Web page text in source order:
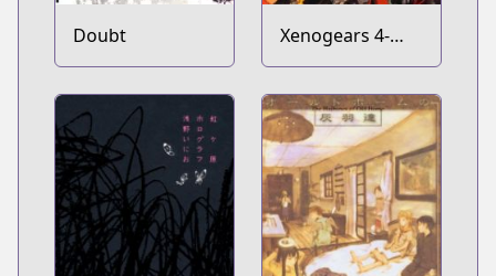
Doubt
Xenogears 4-
koma Comic